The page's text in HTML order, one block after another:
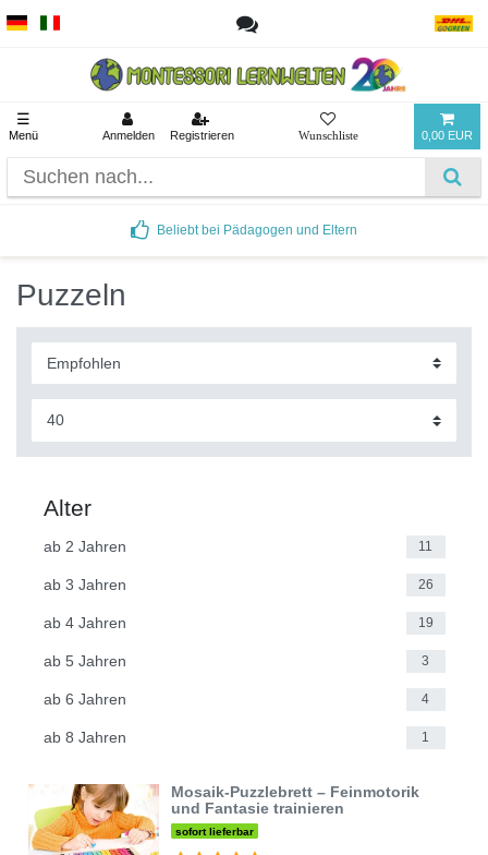
☰
Menü Anmelden Registrieren 0,00 EUR
Beliebt bei Pädagogen und Eltern
Puzzeln
Alter
ab 2 Jahren 11
ab 3 Jahren 26
ab 4 Jahren 19
ab 5 Jahren 3
ab 6 Jahren 4
ab 8 Jahren 1
Mosaik-Puzzlebrett – Feinmotorik
und Fantasie trainieren
sofort lieferbar